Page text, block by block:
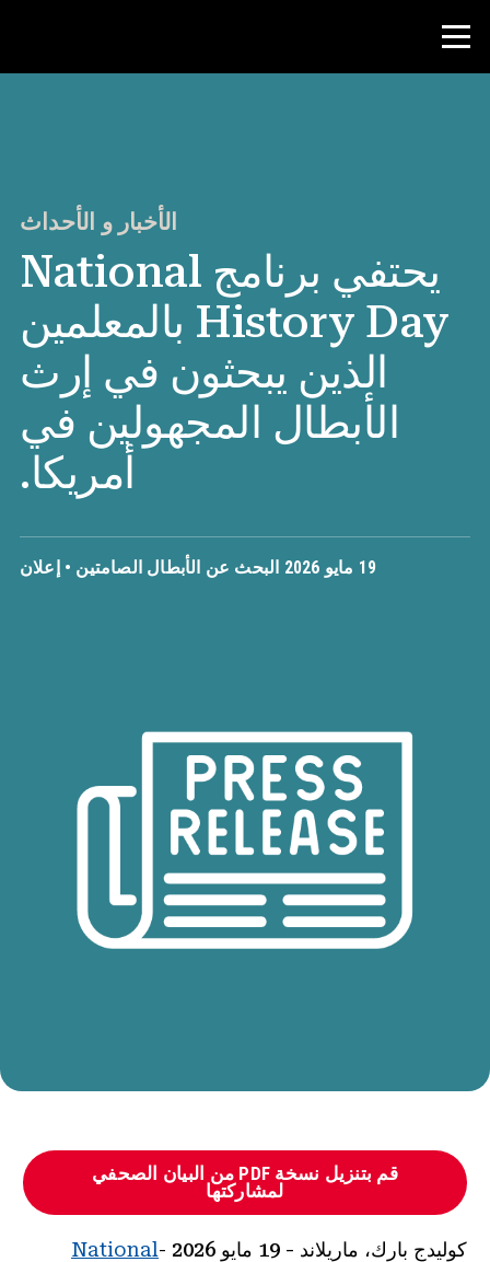
الأخبار و الأحداث
حول NHD ®
شارك
الأخبار و الأحداث
يحتفي برنامج National
History Day بالمعلمين
الذين يبحثون في إرث
الأبطال المجهولين في
أمريكا.
19 مايو 2026 البحث عن الأبطال الصامتين •إعلان
قم بتنزيل نسخة PDF من البيان الصحفي
لمشاركتها
كوليدج بارك، ماريلاند - 19 مايو 2026 -
National